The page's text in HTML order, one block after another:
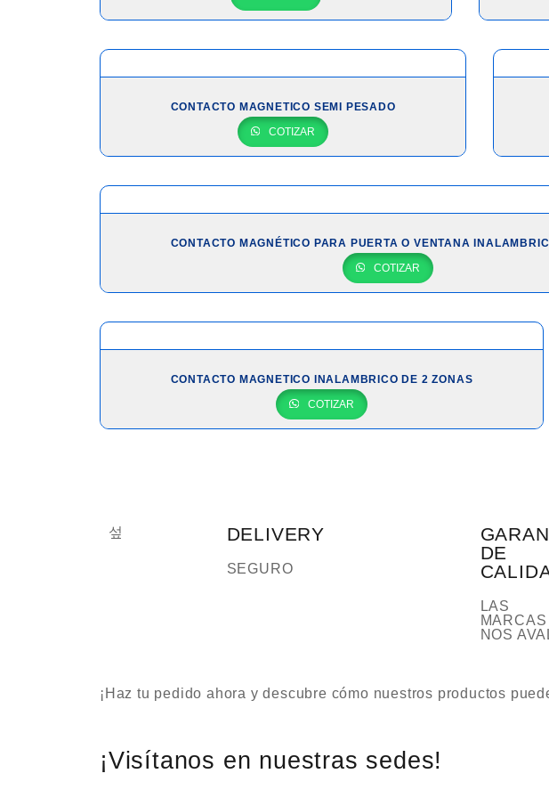
CONTACTO MAGNETICO SEMI PESADO
COTIZAR
CONTACTO MAGNÉTICO PARA PUERTA O VENTANA
COTIZAR
CONTACTO MAGNETICO INALAMBRICO DE 2 ZONAS
COTIZAR
DELIVERY
SEGURO
DE
LAS
MARCAS
NOS
¡Haz tu pedido ahora y descubre cómo nuestros productos
¡Visítanos en nuestras sedes!